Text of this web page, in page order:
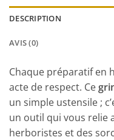
DESCRIPTION
AVIS (0)
Chaque préparatif en
acte de respect. Ce
un simple ustensile ;
un outil qui vous relie
herboristes et des